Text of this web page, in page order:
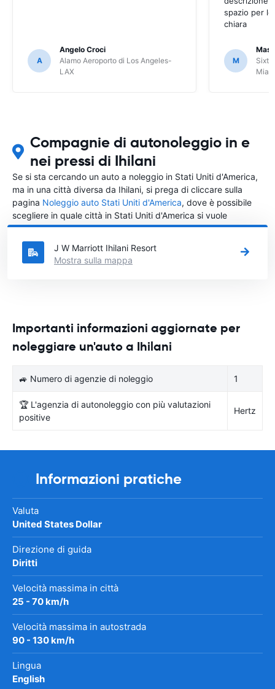
A
Angelo Croci
Alamo Aeroporto di Los Angeles-
LAX
spazio per
chiara
M
Sixt
Compagnie di autonoleggio in e
nei pressi di Ihilani
Se si sta cercando un auto a noleggio in Stati Uniti d'America,
ma in una città diversa da Ihilani, si prega di cliccare sulla
pagina Noleggio auto Stati Uniti d'America, dove è possibile
scegliere in quale città in Stati Uniti d'America si vuole
noleggiare l'auto.
J W Marriott Ihilani Resort
Mostra sulla mappa
Importanti informazioni aggiornate per
noleggiare un'auto a Ihilani
🚙 Numero di agenzie di noleggio 1
🏆 L'agenzia di autonoleggio con più valutazioni
positive
Hertz
Informazioni pratiche
Valuta
United States Dollar
Direzione di guida
Diritti
Velocità massima in città
25 - 70 km/h
Velocità massima in autostrada
90 - 130 km/h
Lingua
English